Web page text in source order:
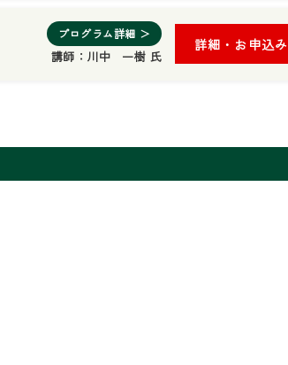
プログラム詳細 ＞
講師： 川中 一樹 氏
詳細・お申込み